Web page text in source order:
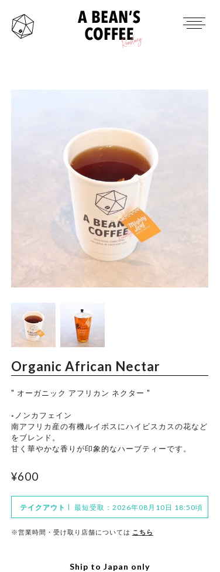
TAKE OUT MENU
CONTACT
INSTAGRAM
TWITTER
MAIL
OFFICAL SITE
Trade Law
Privacy Policy
Organic African Nectar
" オーガニック アフリカン ネクター "
◦ノンカフェイン
南アフリカ産の有機ルイボスにハイビスカスの花など
をブレンド。
甘く華やかな香りが印象的なハーブティーです。
¥600
テイクアウト 最短受取：2026年08月10日 18:50頃
※営業時間・受け取り店舗については こちら
Ship to Japan only